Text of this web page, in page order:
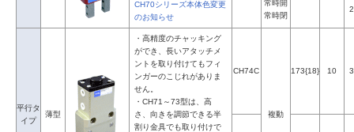
CH70シリーズ本体色変更
のお知らせ
常時開
常時閉
平行タ
イプ
薄型
・高精度のチャッキング
ができ、長いアタッチメ
ントを取り付けてもフィ
ンガーのこじれがありま
せん。
・CH71～73型は、高
さ、向きを調節できる半
割り金具でも取り付けで
CH74C
複動
173{18} 10